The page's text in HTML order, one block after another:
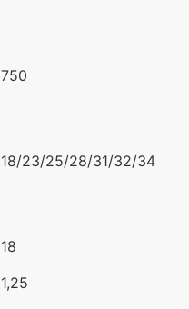
750
18/23/25/28/31/32/34
18
1,25